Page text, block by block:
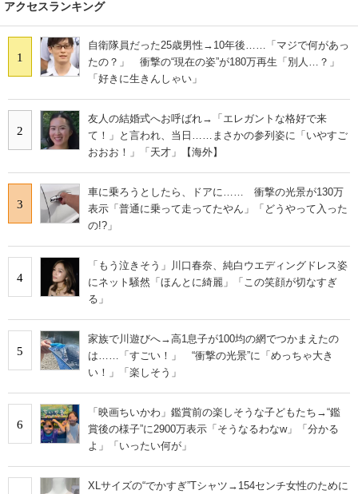
アクセスランキング
1
自衛隊員だった25歳男性→10年後……「マジで何があっ
たの？」 衝撃の“現在の姿”が180万再生「別人…？」
「好きに生きんしゃい」
2
友人の結婚式へお呼ばれ→「エレガントな格好で来
て！」と言われ、当日……まさかの参列姿に「いやすご
おおお！」「天才」【海外】
3
車に乗ろうとしたら、ドアに…… 衝撃の光景が130万
表示「普通に乗って走ってたやん」「どうやって入った
の!?」
4
「もう泣きそう」川口春奈、純白ウエディングドレス姿
にネット騒然「ほんとに綺麗」「この笑顔が切なすぎ
る」
5
家族で川遊びへ→高1息子が100均の網でつかまえたの
は……「すごい！」 “衝撃の光景”に「めっちゃ大き
い！」「楽しそう」
6
「映画ちいかわ」鑑賞前の楽しそうな子どもたち→“鑑
賞後の様子”に2900万表示「そうなるわなw」「分かる
よ」「いったい何が」
XLサイズの“でかすぎ”Tシャツ→154センチ女性のために